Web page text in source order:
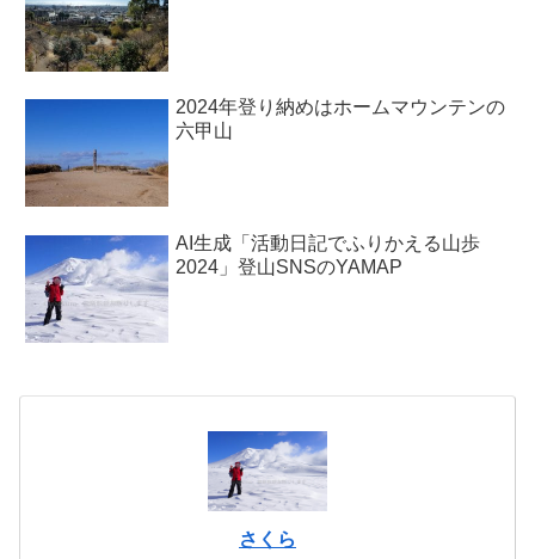
2024年登り納めはホームマウンテンの
六甲山
AI生成「活動日記でふりかえる山歩
2024」登山SNSのYAMAP
さくら